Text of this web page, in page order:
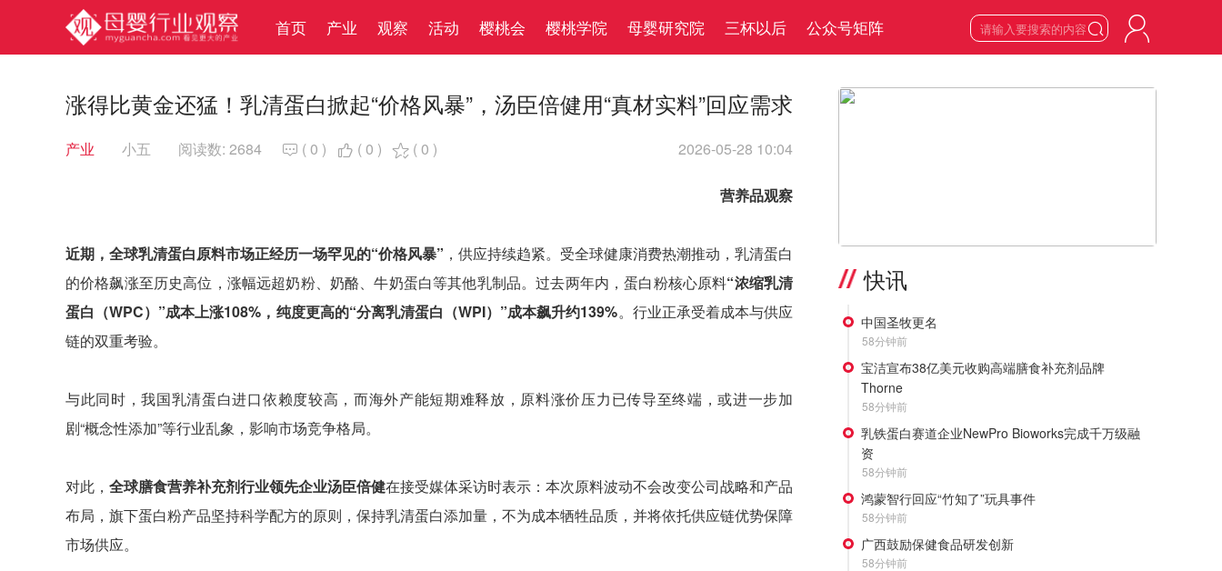
首页 产业 观察 活动 樱桃会 樱桃学院 母婴研究院 三杯以后 公众号矩阵 
快讯
中国圣牧更名
58分钟前
宝洁宣布38亿美元收购高端膳食补充剂品牌
Thorne
58分钟前
乳铁蛋白赛道企业NewPro Bioworks完成千万级融
资
58分钟前
鸿蒙智行回应“竹知了”玩具事件
58分钟前
广西鼓励保健食品研发创新
58分钟前
涨得比黄金还猛！乳清蛋白掀起“价格风暴”，汤臣倍健用“真材实料”回应需求
产业 小五 阅读数: 2684  (0 )  (0 )  (0 ) 2026-05-28 10:04
营养品观察
近期，全球乳清蛋白原料市场正经历一场罕见的“价格风暴” ，供应持续趋紧。受全球健康消费热潮推动，乳清蛋白
的价格飙涨至历史高位，涨幅远超奶粉、奶酪、牛奶蛋白等其他乳制品。过去两年内，蛋白粉核心原料“浓缩乳清
蛋白（WPC）”成本上涨108%，纯度更高的“分离乳清蛋白（WPI）”成本飙升约139%。行业正承受着成本与供应
链的双重考验。
与此同时，我国乳清蛋白进口依赖度较高，而海外产能短期难释放，原料涨价压力已传导至终端，或进一步加
剧“概念性添加”等行业乱象，影响市场竞争格局。
对此， 全球膳食营养补充剂行业领先企业汤臣倍健在接受媒体采访时表示：本次原料波动不会改变公司战略和产品
布局，旗下蛋白粉产品坚持科学配方的原则，保持乳清蛋白添加量，不为成本牺牲品质，并将依托供应链优势保障
市场供应。